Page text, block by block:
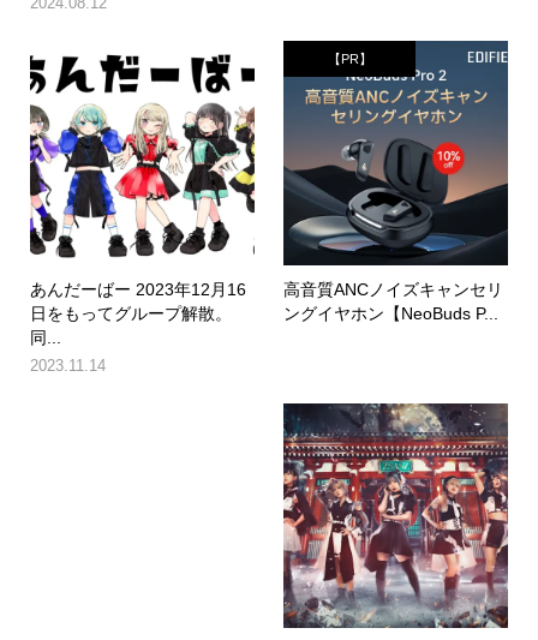
あんだーばー 2023年12月16
日をもってグループ解散。
同...
2023.11.14
【PR】
高音質ANCノイズキャンセリ
ングイヤホン【NeoBuds P...